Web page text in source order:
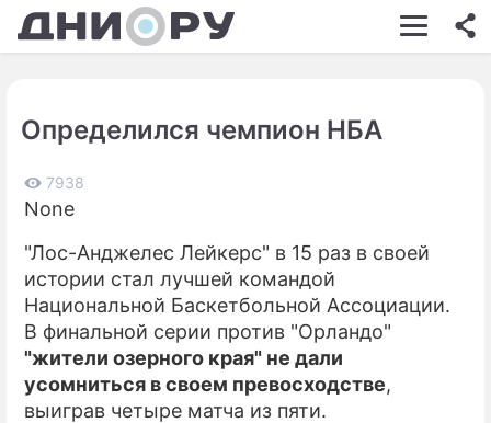
ШОУ-БИЗНЕС
КИНО
ЭКОНОМИКА
ПРОИСШЕСТВИЯ
СОННИК
СТИЛЬ ЖИЗНИ
Определился чемпион НБА
7938
None
"Лос-Анджелес Лейкерс" в 15 раз в своей
истории стал лучшей командой
Национальной Баскетбольной Ассоциации.
В финальной серии против "Орландо"
"жители озерного края" не дали
усомниться в своем превосходстве,
выиграв четыре матча из пяти.